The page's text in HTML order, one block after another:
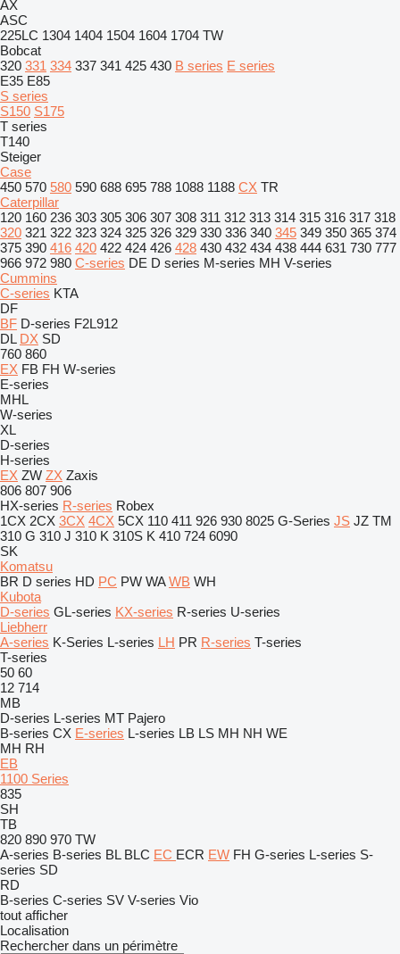
AX
ASC
225LC 1304 1404 1504 1604 1704 TW
Bobcat
320 331 334 337 341 425 430 B series E series
E35 E85
S series
S150 S175
T series
T140
Steiger
Case
450 570 580 590 688 695 788 1088 1188 CX TR
Caterpillar
120 160 236 303 305 306 307 308 311 312 313 314 315 316 317 318
320 321 322 323 324 325 326 329 330 336 340 345 349 350 365 374
375 390 416 420 422 424 426 428 430 432 434 438 444 631 730 777
966 972 980 C-series DE D series M-series MH V-series
Cummins
C-series KTA
DF
BF D-series F2L912
DL DX SD
760 860
EX FB FH W-series
E-series
MHL
W-series
XL
D-series
H-series
EX ZW ZX Zaxis
806 807 906
HX-series R-series Robex
1CX 2CX 3CX 4CX 5CX 110 411 926 930 8025 G-Series JS JZ TM
310 G 310 J 310 K 310S K 410 724 6090
SK
Komatsu
BR D series HD PC PW WA WB WH
Kubota
D-series GL-series KX-series R-series U-series
Liebherr
A-series K-Series L-series LH PR R-series T-series
T-series
50 60
12 714
MB
D-series L-series MT Pajero
B-series CX E-series L-series LB LS MH NH WE
MH RH
EB
1100 Series
835
SH
TB
820 890 970 TW
A-series B-series BL BLC EC ECR EW FH G-series L-series S-
series SD
RD
B-series C-series SV V-series Vio
tout afficher
Localisation
Rechercher dans un périmètre